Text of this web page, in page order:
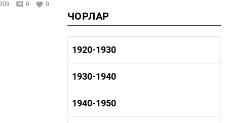
0 0
ЧОРЛАР
1920-1930
1920-1930 тарих
1920-1930 мәдәният
1930-1940
1930-1940 тарих
1930-1940 мәдәният
1940-1950